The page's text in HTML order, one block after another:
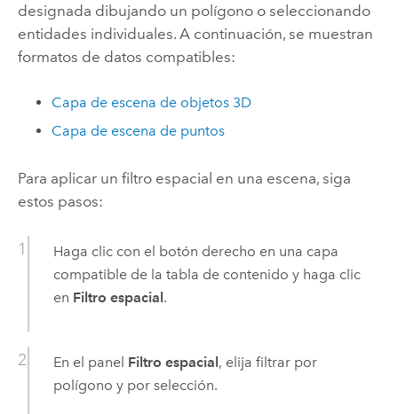
designada dibujando un polígono o seleccionando
entidades individuales. A continuación, se muestran
formatos de datos compatibles:
Capa de escena de objetos 3D
Capa de escena de puntos
Para aplicar un filtro espacial en una escena, siga
estos pasos:
Haga clic con el botón derecho en una capa
compatible de la tabla de contenido y haga clic
en Filtro espacial.
En el panel Filtro espacial, elija filtrar por
polígono y por selección.